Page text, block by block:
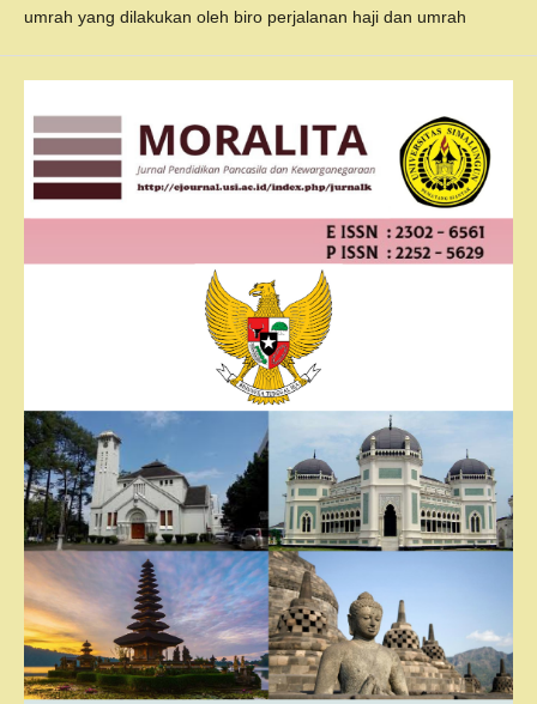
umrah yang dilakukan oleh biro perjalanan haji dan umrah